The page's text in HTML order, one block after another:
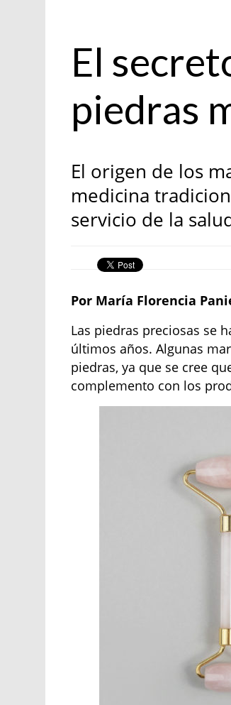
El
piedras
El origen de los
medicina
servicio de la
Por María Florencia
Las piedras preciosas se
últimos años. Algunas
piedras, ya que se cree
complemento con los